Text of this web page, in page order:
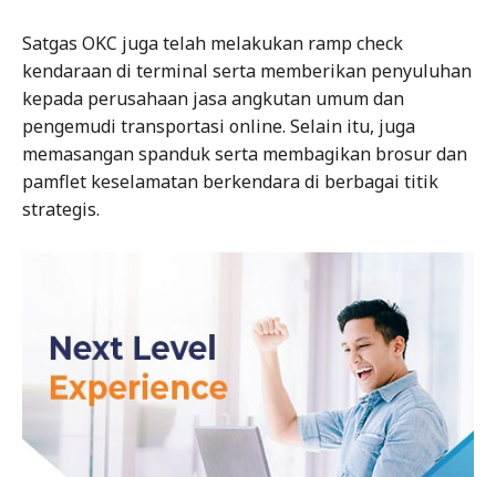
Satgas OKC juga telah melakukan ramp check
kendaraan di terminal serta memberikan penyuluhan
kepada perusahaan jasa angkutan umum dan
pengemudi transportasi online. Selain itu, juga
memasangan spanduk serta membagikan brosur dan
pamflet keselamatan berkendara di berbagai titik
strategis.